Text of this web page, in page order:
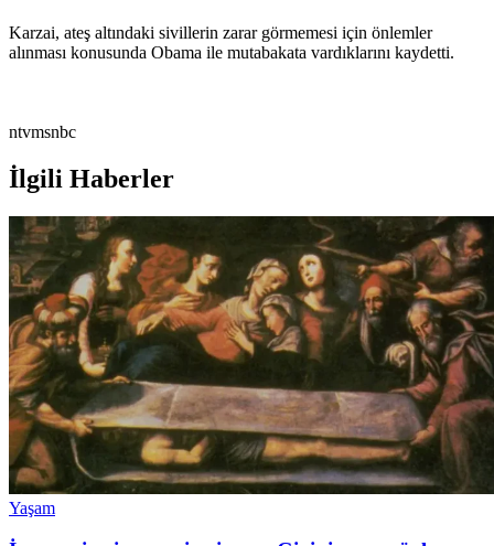
Karzai, ateş altındaki sivillerin zarar görmemesi için önlemler
alınması konusunda Obama ile mutabakata vardıklarını kaydetti.
ntvmsnbc
İlgili Haberler
Yaşam